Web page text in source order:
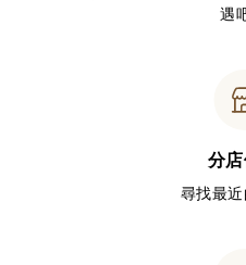
遇
分
尋找最近